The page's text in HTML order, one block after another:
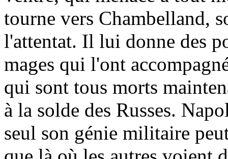
tourne vers Chambelland,
l'attentat. Il lui donne des
mages qui l'ont
qui sont tous morts
à la solde des Russes.
seul son génie militaire